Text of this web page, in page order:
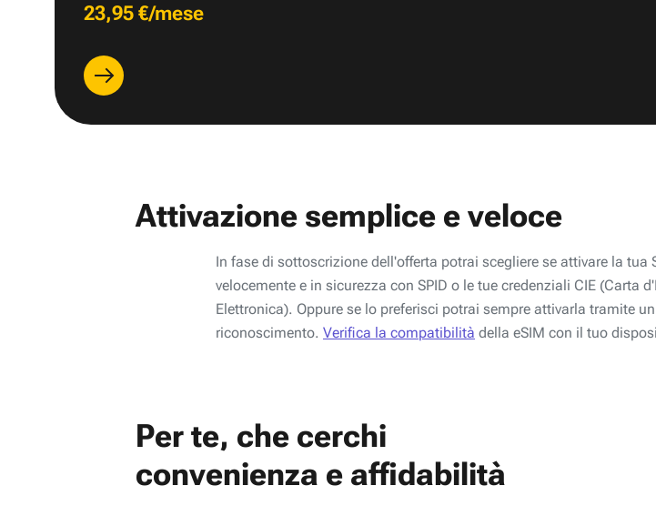
23,95 €/mese
Attivazione semplice e veloce
In fase di sottoscrizione dell'offerta potrai scegliere se attivare la tua
velocemente e in sicurezza con SPID o le tue credenziali CIE (Carta
Elettronica). Oppure se lo preferisci potrai sempre attivarla tramite
riconoscimento. Verifica la compatibilità della eSIM con il tuo
Per te, che cerchi
convenienza e affidabilità